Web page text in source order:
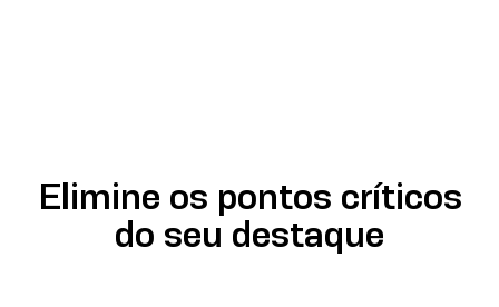
Elimine os pontos críticos
do seu destaque